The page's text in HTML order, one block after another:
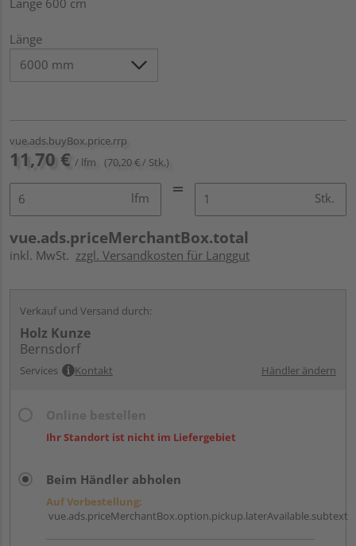
Länge
vue.ads.buyBox.price.rrp
11,70 € / lfm (70,20 € / Stk.)
lfm Stk.
vue.ads.priceMerchantBox.total
inkl. MwSt. zzgl. Versandkosten für Langgut
Verkauf und Versand durch:
Holz Kunze
Bernsdorf
Services Kontakt Händler ändern
Ihr Standort ist nicht im Liefergebiet
Beim Händler abholen
Auf Vorbestellung:
vue.ads.priceMerchantBox.option.pickup.laterAvailable.subtext